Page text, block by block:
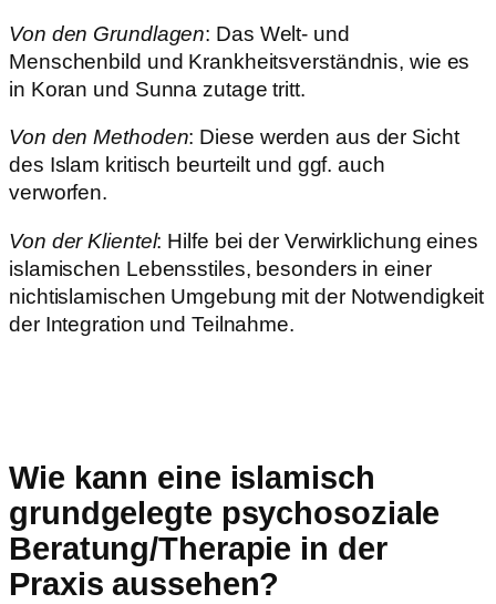
Von den Grundlagen: Das Welt- und
Menschenbild und Krankheitsverständnis, wie es
in Koran und Sunna zutage tritt.
Von den Methoden: Diese werden aus der Sicht
des Islam kritisch beurteilt und ggf. auch
verworfen.
Von der Klientel: Hilfe bei der Verwirklichung eines
islamischen Lebensstiles, besonders in einer
nichtislamischen Umgebung mit der Notwendigkeit
der Integration und Teilnahme.
Wie kann eine islamisch
grundgelegte psychosoziale
Beratung/Therapie in der
Praxis aussehen?